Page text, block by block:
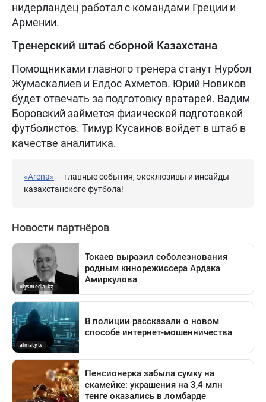
нидерландец работал с командами Греции и
Армении.
Тренерский штаб сборной Казахстана
Помощниками главного тренера станут Нурбол
Жумаскалиев и Елдос Ахметов. Юрий Новиков
будет отвечать за подготовку вратарей. Вадим
Боровский займется физической подготовкой
футболистов. Тимур Кусаинов войдет в штаб в
качестве аналитика.
«Arena» — главные события, эксклюзивы и инсайды
казахстанского футбола!